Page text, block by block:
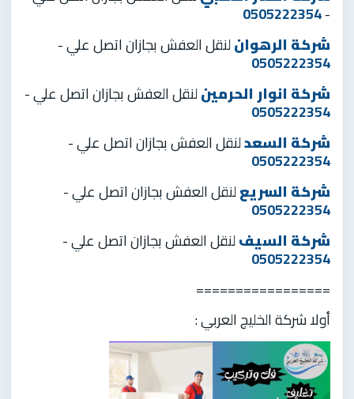
-
0505222354
شركة الرهوانلنقل العفش بجازان اتصل علي -
0505222354
شركة انوار الحرمينلنقل العفش بجازان اتصل علي -
0505222354
شركة السعدلنقل العفش بجازان اتصل علي -
0505222354
شركة السريعلنقل العفش بجازان اتصل علي -
0505222354
شركة السيفلنقل العفش بجازان اتصل علي -
0505222354
=================
أولا شركة الخليج العربي :